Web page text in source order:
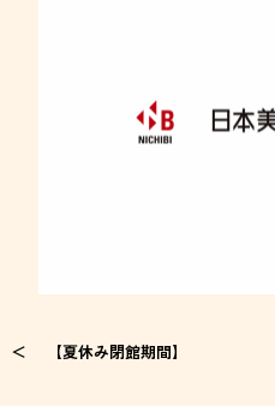
【夏休み閉館期間】